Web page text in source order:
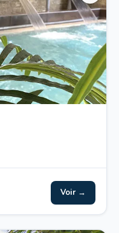
Voir →